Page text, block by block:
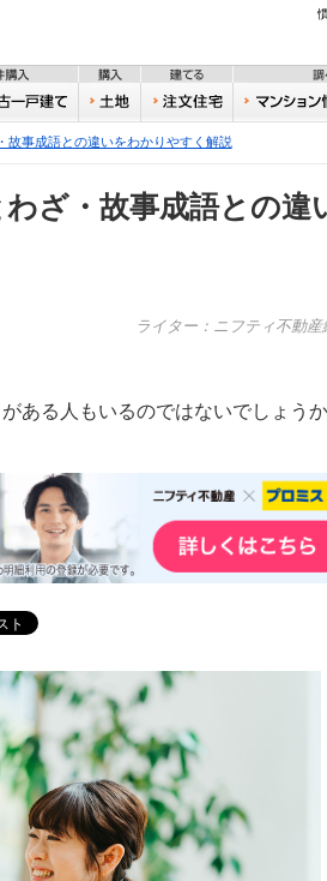
入 中古住宅・中古物件購入
購入
ンション 中古一戸建て
土地 注文住宅
故事成語との違いをわかりやすく解説
ざ・故事成語との違
ライター：ニフティ不動産
ある人もいるのではないでしょうか